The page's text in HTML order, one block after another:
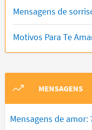
Mensagens de
Motivos Para Te
MENSAGENS
Mensagens de